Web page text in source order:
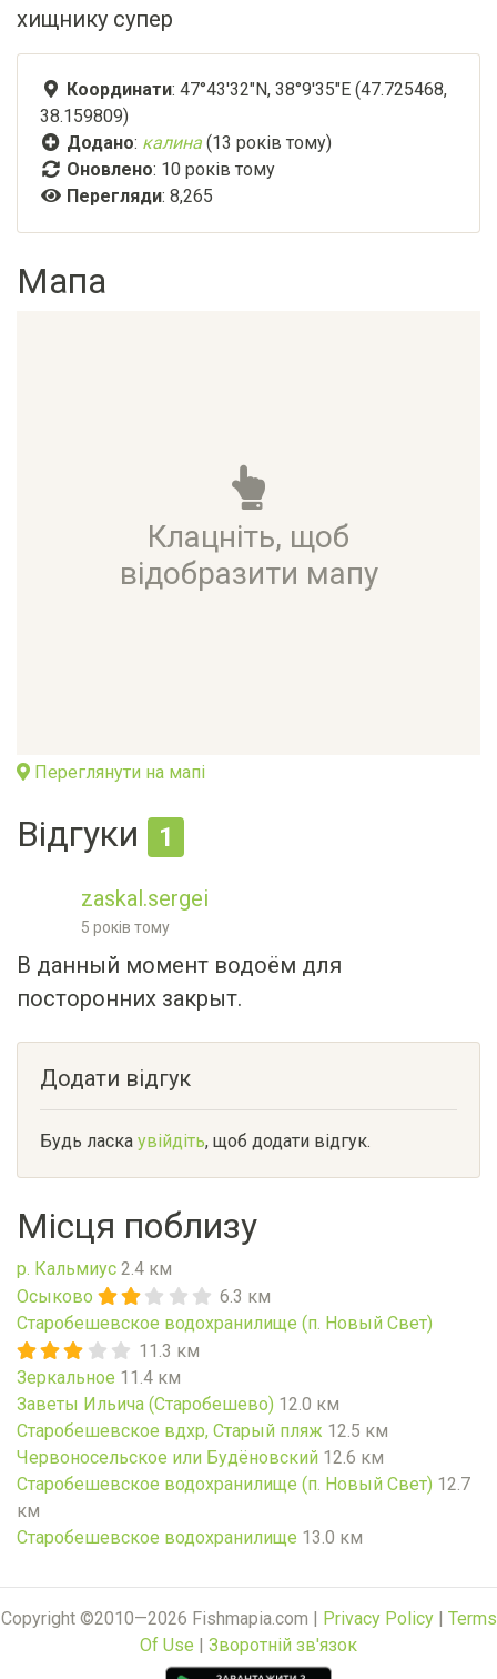
хищнику супер
Координати: 47°43'32"N, 38°9'35"E (47.725468,
38.159809)
Додано: калина (13 років тому)
Оновлено: 10 років тому
Перегляди: 8,265
Мапа
Клацніть, щоб
відобразити мапу
Переглянути на мапі
Відгуки 1
zaskal.sergei
5 років тому
В данный момент водоём для
посторонних закрыт.
Додати відгук
Будь ласка увійдіть, щоб додати відгук.
Місця поблизу
р. Кальмиус 2.4 км
Осыково
6.3 км
Старобешевское водохранилище (п. Новый Свет)
11.3 км
Зеркальное 11.4 км
Заветы Ильича (Старобешево) 12.0 км
Старобешевское вдхр, Старый пляж 12.5 км
Червоносельское или Будёновский 12.6 км
Старобешевское водохранилище (п. Новый Свет) 12.7
км
Старобешевское водохранилище 13.0 км
Copyright ©2010—2026 Fishmapia.com | Privacy Policy| Terms
Of Use | Зворотній зв'язок